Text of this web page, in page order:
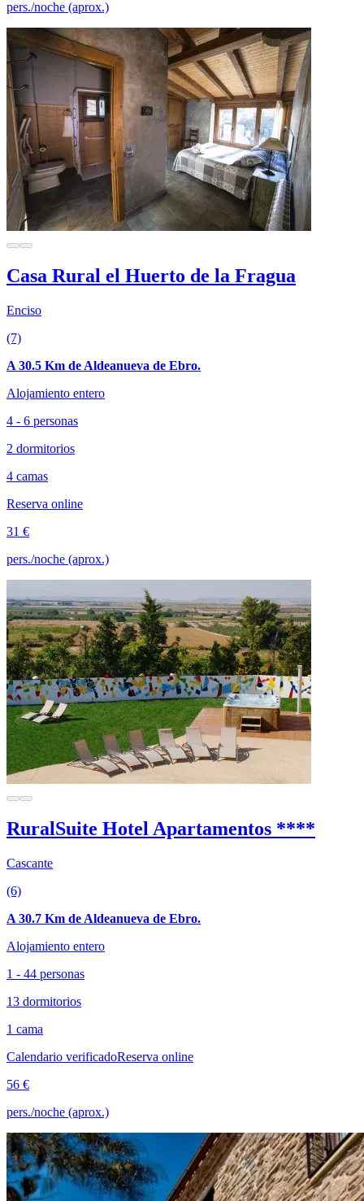
pers./noche (aprox.)
Casa Rural el Huerto de la Fragua
Enciso
(7)
A 30.5 Km de Aldeanueva de Ebro.
Alojamiento entero
4 - 6 personas
2 dormitorios
4 camas
Reserva online
31 €
pers./noche (aprox.)
RuralSuite Hotel Apartamentos ****
Cascante
(6)
A 30.7 Km de Aldeanueva de Ebro.
Alojamiento entero
1 - 44 personas
13 dormitorios
1 cama
Calendario verificadoReserva online
56 €
pers./noche (aprox.)